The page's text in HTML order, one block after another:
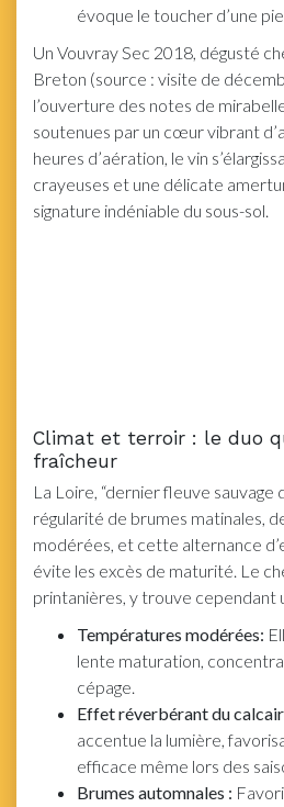
évoque le toucher d’une
Un Vouvray Sec 2018, dégusté
Breton (source : visite de
l’ouverture des notes de
soutenues par un cœur vibrant
heures d’aération, le vin
crayeuses et une délicate
signature indéniable du sous-sol.
Climat et terroir : le duo
fraîcheur
La Loire, “dernier fleuve sauvage
régularité de brumes matinales,
modérées, et cette alternance
évite les excès de maturité. Le
printanières, y trouve cependant
Températures modérées:
lente maturation,
cépage.
Effet réverbérant du
accentue la lumière,
efficace même lors des
Brumes automnales :